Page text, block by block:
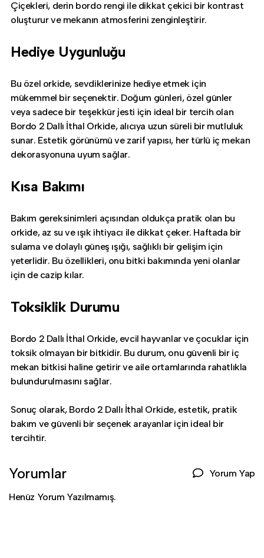
Çiçekleri, derin bordo rengi ile dikkat çekici bir kontrast
oluşturur ve mekanın atmosferini zenginleştirir.
Hediye Uygunluğu
Bu özel orkide, sevdiklerinize hediye etmek için
mükemmel bir seçenektir. Doğum günleri, özel günler
veya sadece bir teşekkür jesti için ideal bir tercih olan
Bordo 2 Dallı İthal Orkide, alıcıya uzun süreli bir mutluluk
sunar. Estetik görünümü ve zarif yapısı, her türlü iç mekan
dekorasyonuna uyum sağlar.
Kısa Bakımı
Bakım gereksinimleri açısından oldukça pratik olan bu
orkide, az su ve ışık ihtiyacı ile dikkat çeker. Haftada bir
sulama ve dolaylı güneş ışığı, sağlıklı bir gelişim için
yeterlidir. Bu özellikleri, onu bitki bakımında yeni olanlar
için de cazip kılar.
Toksiklik Durumu
Bordo 2 Dallı İthal Orkide, evcil hayvanlar ve çocuklar için
toksik olmayan bir bitkidir. Bu durum, onu güvenli bir iç
mekan bitkisi haline getirir ve aile ortamlarında rahatlıkla
bulundurulmasını sağlar.
Sonuç olarak, Bordo 2 Dallı İthal Orkide, estetik, pratik
bakım ve güvenli bir seçenek arayanlar için ideal bir
tercihtir.
Yorumlar Yorum Yap
Henüz Yorum Yazılmamış.